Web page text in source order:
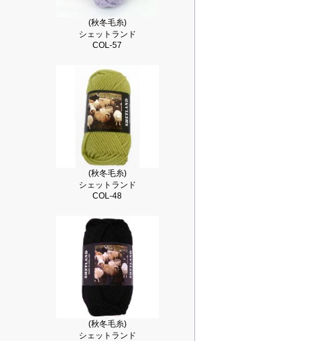
(秋冬毛糸)
シェットランド
COL-57
(秋冬毛糸)
シェットランド
COL-48
(秋冬毛糸)
シェットランド